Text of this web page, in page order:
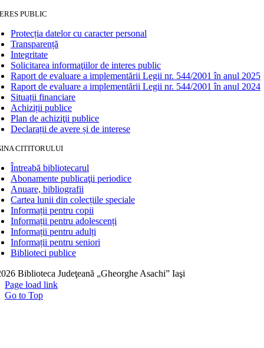
PUBLIC
Protecția datelor cu caracter personal
Transparență
Integritate
Solicitarea informaţiilor de interes public
Raport de evaluare a implementării Legii nr. 544/2001 în anul 2025
Raport de evaluare a implementării Legii nr. 544/2001 în anul 2024
Situații financiare
Achiziții publice
Plan de achiziţii publice
Declarații de avere și de interese
CITITORULUI
Întreabă bibliotecarul
Abonamente publicaţii periodice
Anuare, bibliografii
Cartea lunii din colecțiile speciale
Informații pentru copii
Informații pentru adolescenți
Informații pentru adulți
Informații pentru seniori
Biblioteci publice
Biblioteca Judeţeană „Gheorghe Asachi” Iaşi
Page load link
Go to Top